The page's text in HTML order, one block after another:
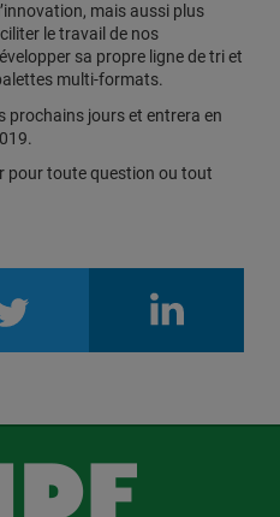
mais aussi plus
le travail de nos
sa propre ligne de tri et
multi-formats.
prochains jours et entrera en
pour toute question ou tout